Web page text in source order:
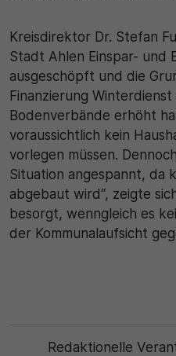
Kreisdirektor Dr. Stefan
Stadt Ahlen Einspar- und
ausgeschöpft und die
Finanzierung Winterdienst
Bodenverbände erhöht
voraussichtlich kein
vorlegen müssen.
Situation angespannt, da
abgebaut wird“, zeigte
besorgt, wenngleich es
der Kommunalaufsicht
Redaktionelle